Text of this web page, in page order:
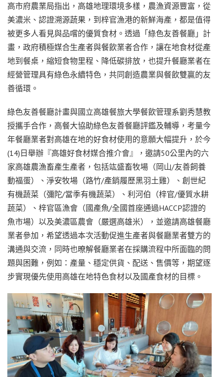
高市府農業局指出，高雄地理環境多樣，農漁資源豐富，從
美濃米、認證溯源蔬果，到梓官漁港的新鮮海產，都是值得
被更多人看見與品嚐的優質食材。透過「綠色友善餐廳」計
畫，政府積極媒合生產者與餐飲業者合作，讓在地食材從產
地到餐桌，縮短食物里程、降低碳排放，也提升餐廳業者在
經營管理具有綠色永續特色，共同創造農業與餐飲雙贏的友
善循環。
綠色友善餐廳計畫與國立高雄餐旅大學餐飲管理系劉秀慧教
授攜手合作，高餐大協助綠色友善餐廳評鑑及輔導，考量今
年餐廳業者對高雄在地的好食材使用的意願大幅提升，於今
(14)日舉辦『高雄好食材媒合推介會』，邀請50公里內的六
家高雄農漁畜產生產者，包括竑盛畜牧場（岡山/友善飼養
動福蛋）、淨安牧場（路竹/產銷履歷黑羽土雞）、創世紀
有機蔬菜（彌陀/當季有機蔬菜）、利河伯（梓官/優質水耕
蔬菜）、梓官區漁會（國產魚/全國首座通過HACCP認證的
魚市場）以及美濃區農會（嚴選高雄米），並邀請高雄餐廳
業者參加，希望透過本次活動促進生產者與餐廳業者雙方的
溝通與交流，同時也暸解餐廳業者在採購流程中所面臨的問
題與困難，例如：產量、穩定供貨、配送、售價等，期望逐
步實現優先使用高雄在地特色食材以及國產食材的目標。